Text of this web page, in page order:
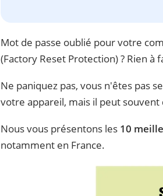
Mot de passe oublié pour votre
(Factory Reset Protection) ? Rien à
Ne paniquez pas, vous n'êtes pas
votre appareil, mais il peut
Nous vous présentons les 10
notamment en France.